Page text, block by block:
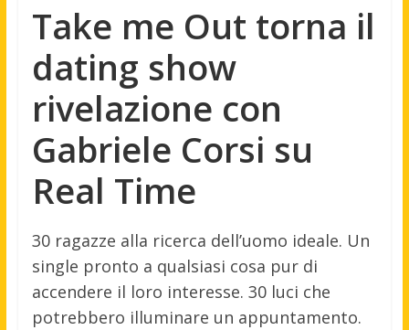
Take me Out torna il
dating show
rivelazione con
Gabriele Corsi su
Real Time
30 ragazze alla ricerca dell’uomo ideale. Un
single pronto a qualsiasi cosa pur di
accendere il loro interesse. 30 luci che
potrebbero illuminare un appuntamento.